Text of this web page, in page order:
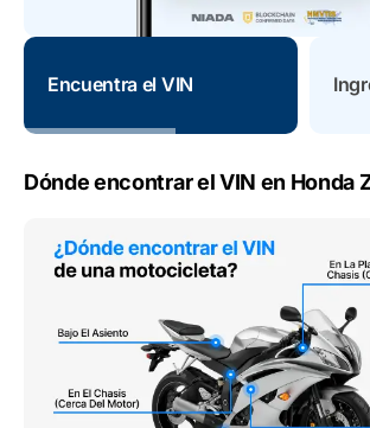
Encuentra el VIN
Dónde encontrar el VIN en Honda